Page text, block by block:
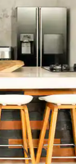
para cima e para